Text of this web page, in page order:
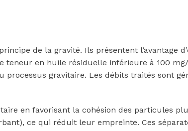
de la gravité. Ils présentent l’avantage
teneur en huile résiduelle inférieure à 100
gravitaire. Les débits traités sont
en favorisant la cohésion des particules
ce qui réduit leur empreinte. Ces